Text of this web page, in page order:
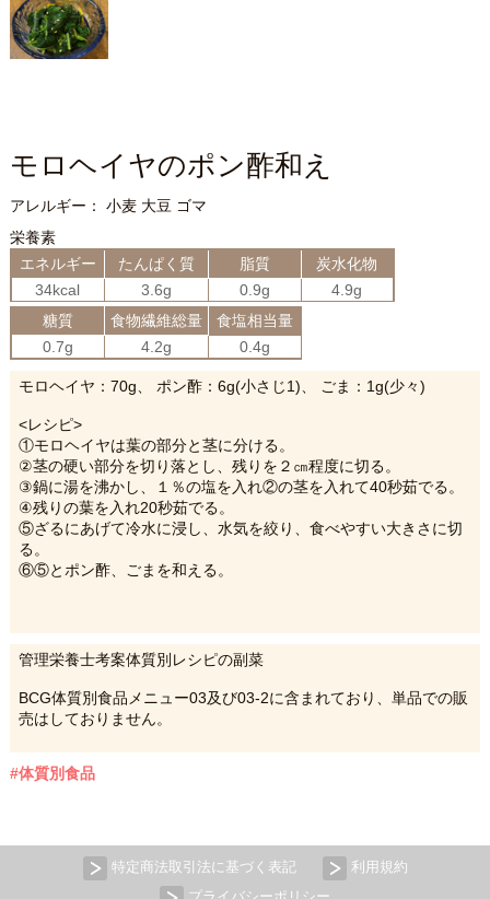
モロヘイヤのポン酢和え
アレルギー： 小麦 大豆 ゴマ
栄養素
エネルギー
たんぱく質 脂質
炭水化物
34kcal
3.6g 0.9g
4.9g
糖質
食物繊維総量
食塩相当量
0.7g
4.2g 0.4g
モロヘイヤ：70g、 ポン酢：6g(小さじ1)、 ごま：1g(少々)
<レシピ>
①モロヘイヤは葉の部分と茎に分ける。
②茎の硬い部分を切り落とし、残りを２㎝程度に切る。
③鍋に湯を沸かし、１％の塩を入れ②の茎を入れて40秒茹でる。
④残りの葉を入れ20秒茹でる。
⑤ざるにあげて冷水に浸し、水気を絞り、食べやすい大きさに切
る。
⑥⑤とポン酢、ごまを和える。
管理栄養士考案体質別レシピの副菜
BCG体質別食品メニュー03及び03-2に含まれており、単品での販
売はしておりません。
#体質別食品
特定商法取引法に基づく表記
利用規約